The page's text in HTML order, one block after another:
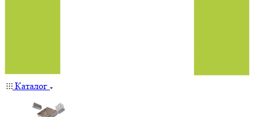
Каталог